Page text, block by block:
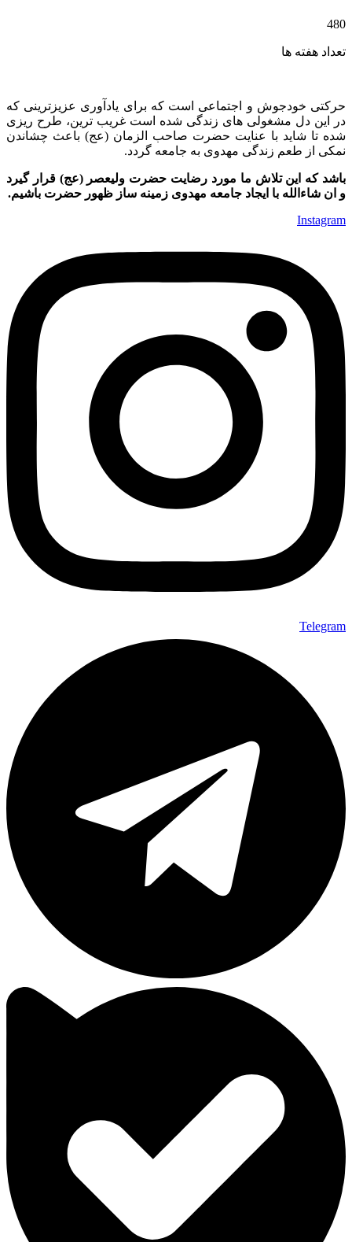
480
تعداد هفته ها
حرکتی خودجوش و اجتماعی است که برای یادآوری عزیزترینی که
در این دل مشغولی های زندگی شده است غریب ترین، طرح ریزی
شده تا شاید با عنایت حضرت صاحب الزمان (عج) باعث چشاندن
نمکی از طعم زندگی مهدوی به جامعه گردد.
باشد که این تلاش ما مورد رضایت حضرت ولیعصر (عج) قرار گیرد
و ان شاءالله با ایجاد جامعه مهدوی زمینه ساز ظهور حضرت باشیم.
Instagram
Telegram